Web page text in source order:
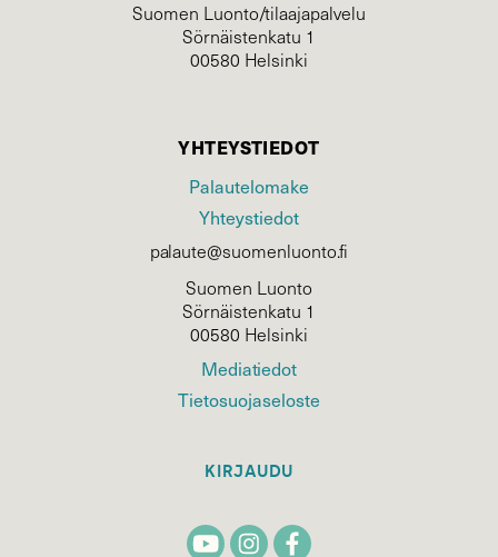
Suomen Luonto/tilaajapalvelu
Sörnäistenkatu 1
00580 Helsinki
YHTEYSTIEDOT
Palautelomake
Yhteystiedot
palaute@suomenluonto.fi
Suomen Luonto
Sörnäistenkatu 1
00580 Helsinki
Mediatiedot
Tietosuojaseloste
KIRJAUDU